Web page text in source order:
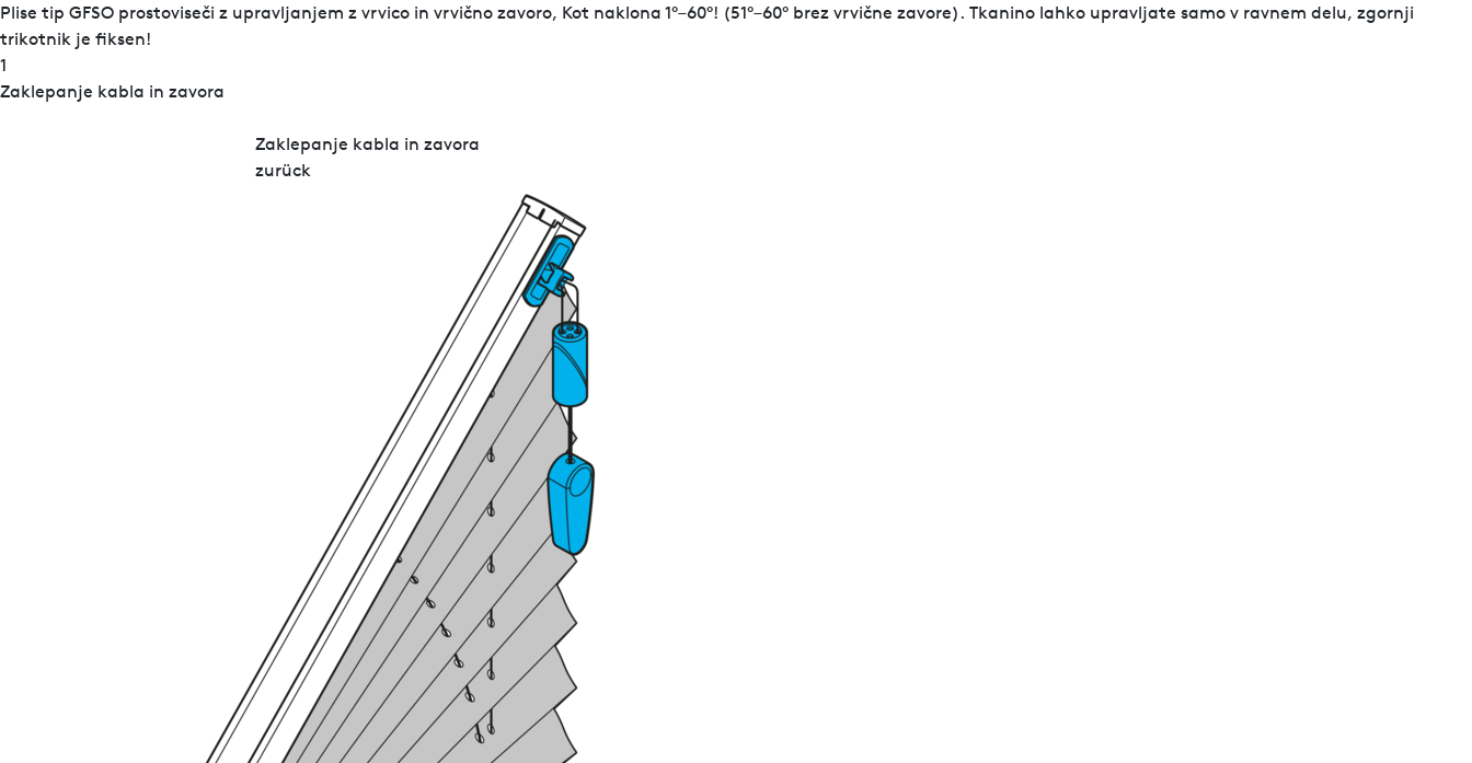
Plise tip GFSO prostoviseči z upravljanjem z vrvico in vrvično zavoro, Kot naklona 1°–60°! (51°–60° brez vrvične zavore). Tkanino lahko upravljate samo v ravnem delu, zgornji
trikotnik je fiksen!
1
Zaklepanje kabla in zavora
Zaklepanje kabla in zavora
zurück